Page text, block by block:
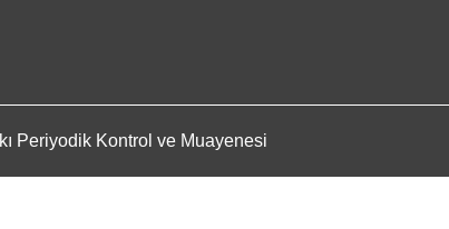
Periyodik Kontrol ve Muayenesi